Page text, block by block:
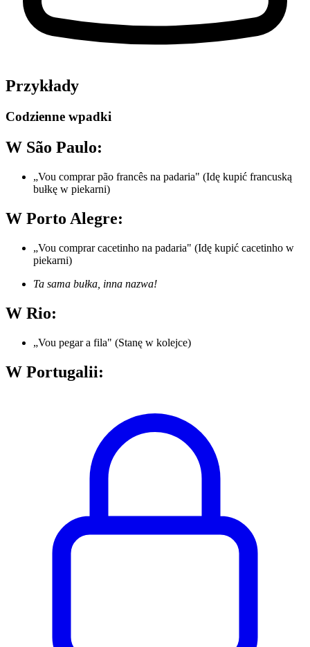
Przykłady
Codzienne wpadki
W São Paulo:
„Vou comprar pão francês na padaria" (Idę kupić francuską
bułkę w piekarni)
W Porto Alegre:
„Vou comprar cacetinho na padaria" (Idę kupić cacetinho w
piekarni)
Ta sama bułka, inna nazwa!
W Rio:
„Vou pegar a fila" (Stanę w kolejce)
W Portugalii: